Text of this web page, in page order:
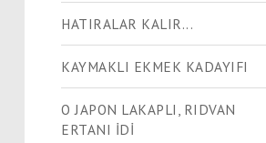
HATIRALAR KALIR...
KAYMAKLI EKMEK KADAYIFI
O JAPON LAKAPLI, RIDVAN
ERTANI İDİ